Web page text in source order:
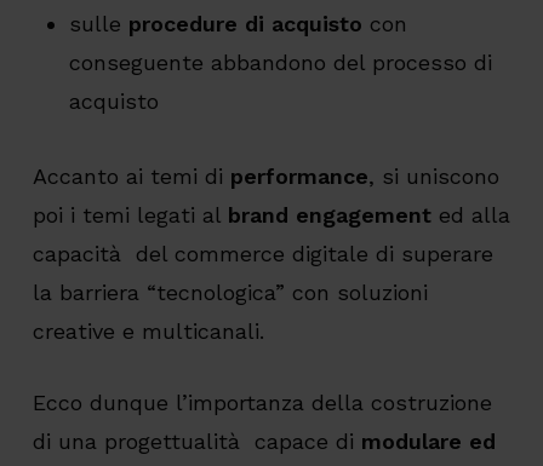
sulle procedure di acquisto con
conseguente abbandono del processo di
acquisto
Accanto ai temi di performance, si uniscono
poi i temi legati al brand engagemented alla
capacità del commerce digitale di superare
la barriera “tecnologica” con soluzioni
creative e multicanali.
Ecco dunque l’importanza della costruzione
di una progettualità capace di modulare ed